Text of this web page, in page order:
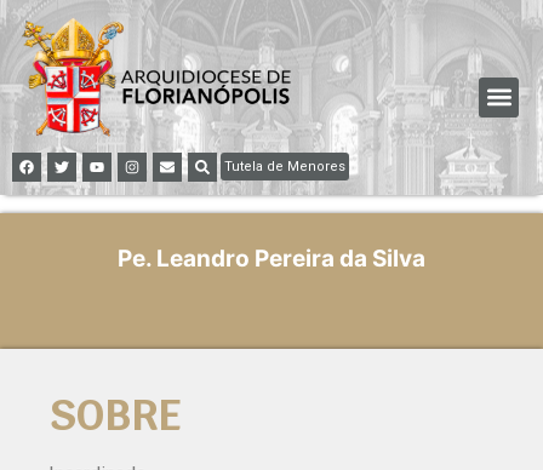
Tutela de Menores
Pe. Leandro Pereira da Silva
SOBRE